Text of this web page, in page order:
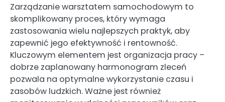
Zarządzanie warsztatem samochodowym to
skomplikowany proces, który wymaga
zastosowania wielu najlepszych praktyk, aby
zapewnić jego efektywność i rentowność.
Kluczowym elementem jest organizacja pracy –
dobrze zaplanowany harmonogram zleceń
pozwala na optymalne wykorzystanie czasu i
zasobów ludzkich. Ważne jest również